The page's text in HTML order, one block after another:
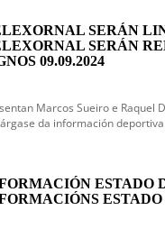
SERÁN
SERÁN
09.09.2024
Marcos Sueiro e Raquel
da información
ESTADO